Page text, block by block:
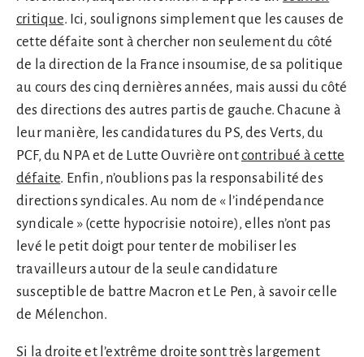
critique. Ici, soulignons simplement que les causes de
cette défaite sont à chercher non seulement du côté
de la direction de la France insoumise, de sa politique
au cours des cinq dernières années, mais aussi du côté
des directions des autres partis de gauche. Chacune à
leur manière, les candidatures du PS, des Verts, du
PCF, du NPA et de Lutte Ouvrière ontcontribué à cette
défaite. Enfin, n’oublions pas la responsabilité des
directions syndicales. Au nom de « l’indépendance
syndicale » (cette hypocrisie notoire), elles n’ont pas
levé le petit doigt pour tenter de mobiliser les
travailleurs autour de la seule candidature
susceptible de battre Macron et Le Pen, à savoir celle
de Mélenchon.
Si la droite et l’extrême droite sont très largement